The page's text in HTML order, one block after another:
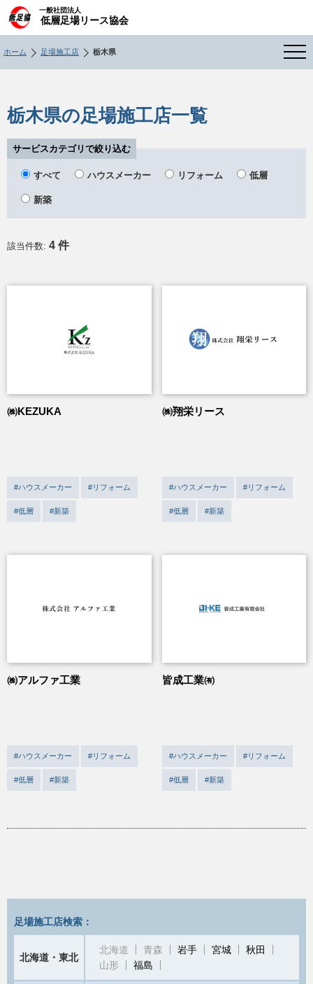
一般社団法人
低層足場リース協会
ホーム 足場施工店 栃木県
栃木県の足場施工店一覧
サービスカテゴリで絞り込む
すべて ハウスメーカー リフォーム 低層
新築
該当件数: 4 件
㈱KEZUKA
#ハウスメーカー #リフォーム
#低層 #新築
㈱翔栄リース
#ハウスメーカー #リフォーム
#低層 #新築
㈱アルファ工業
#ハウスメーカー #リフォーム
#低層 #新築
皆成工業㈲
#ハウスメーカー #リフォーム
#低層 #新築
足場施工店検索：
北海道・東北
北海道 青森 岩手 宮城
秋田
山形
福島